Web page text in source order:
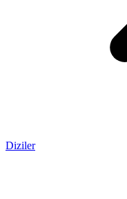
Diziler